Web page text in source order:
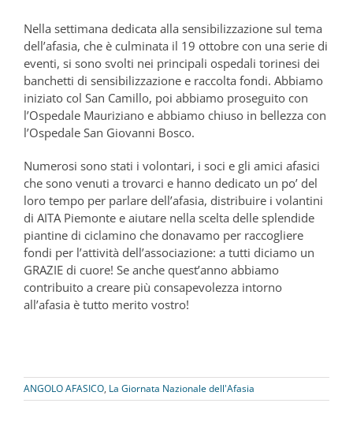
Nella settimana dedicata alla sensibilizzazione sul tema
dell’afasia, che è culminata il 19 ottobre con una serie di
eventi, si sono svolti nei principali ospedali torinesi dei
banchetti di sensibilizzazione e raccolta fondi. Abbiamo
iniziato col San Camillo, poi abbiamo proseguito con
l’Ospedale Mauriziano e abbiamo chiuso in bellezza con
l’Ospedale San Giovanni Bosco.
Numerosi sono stati i volontari, i soci e gli amici afasici
che sono venuti a trovarci e hanno dedicato un po’ del
loro tempo per parlare dell’afasia, distribuire i volantini
di AITA Piemonte e aiutare nella scelta delle splendide
piantine di ciclamino che donavamo per raccogliere
fondi per l’attività dell’associazione: a tutti diciamo un
GRAZIE di cuore! Se anche quest’anno abbiamo
contribuito a creare più consapevolezza intorno
all’afasia è tutto merito vostro!
ANGOLO AFASICO, La Giornata Nazionale dell'Afasia